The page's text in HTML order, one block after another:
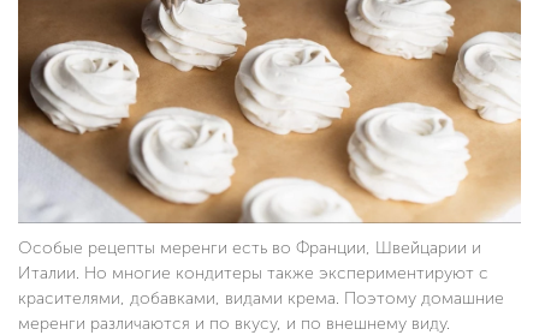
Особые рецепты меренги есть во Франции, Швейцарии и
Италии. Но многие кондитеры также экспериментируют с
красителями, добавками, видами крема. Поэтому домашние
меренги различаются и по вкусу, и по внешнему виду.